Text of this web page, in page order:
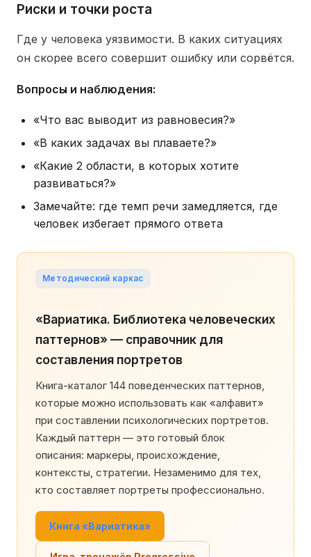
Риски и точки роста
Где у человека уязвимости. В каких ситуациях
он скорее всего совершит ошибку или сорвётся.
Вопросы и наблюдения:
«Что вас выводит из равновесия?»
«В каких задачах вы плаваете?»
«Какие 2 области, в которых хотите
развиваться?»
Замечайте: где темп речи замедляется, где
человек избегает прямого ответа
Методический каркас
«Вариатика. Библиотека человеческих
паттернов» — справочник для
составления портретов
Книга-каталог 144 поведенческих паттернов,
которые можно использовать как «алфавит»
при составлении психологических портретов.
Каждый паттерн — это готовый блок
описания: маркеры, происхождение,
контексты, стратегии. Незаменимо для тех,
кто составляет портреты профессионально.
Книга «Вариатика»